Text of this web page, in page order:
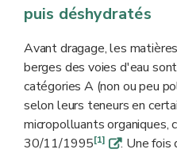
puis déshydratés
Avant dragage, les
berges des voies d'eau
catégories A (non ou peu
selon leurs teneurs en
micropolluants organiques,
30/11/1995[1] q. Une fois